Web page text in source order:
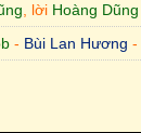
, lời Hoàng Dũng
- Bùi Lan Hương -